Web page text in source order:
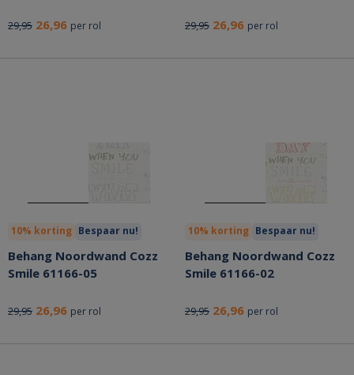
29,95 26,96 per rol 29,95 26,96 per rol
10% korting Bespaar nu!
Behang Noordwand Cozz
Smile 61166-05
29,95 26,96 per rol
10% korting Bespaar nu!
Behang Noordwand Cozz
Smile 61166-02
29,95 26,96 per rol